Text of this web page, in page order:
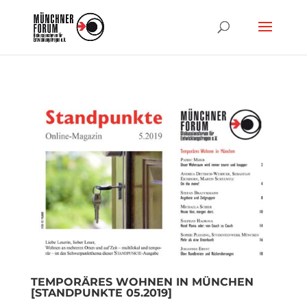
TEMPORÄRES WOHNEN IN MÜNCHEN
[STANDPUNKTE 05.2019]